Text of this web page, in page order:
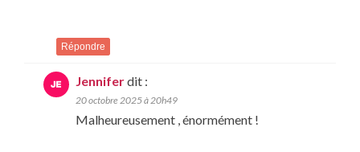
Répondre
Jenniferdit :
20 octobre 2025 à 20h49
Malheureusement , énormément !